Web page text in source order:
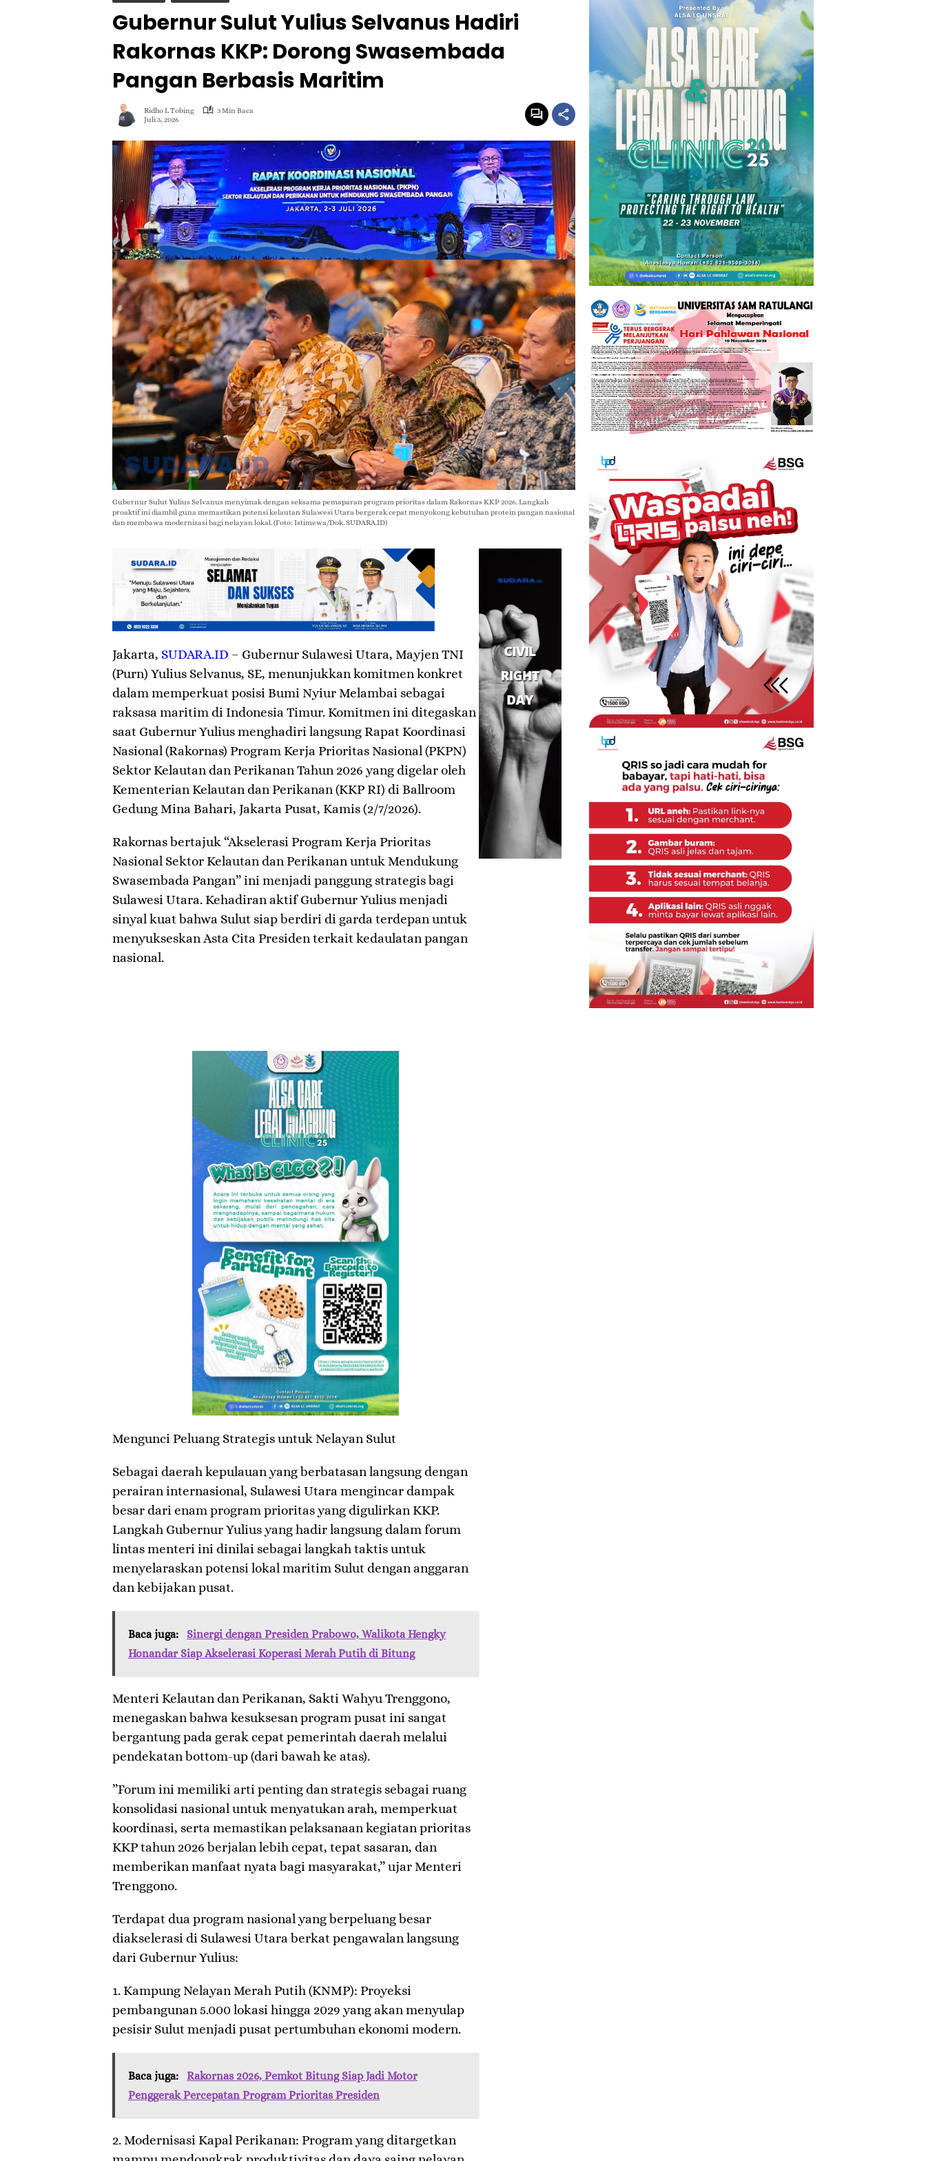
Gubernur Sulut Yulius Selvanus Hadiri
Rakornas KKP: Dorong Swasembada
Pangan Berbasis Maritim
Ridho L Tobing
3 Min Baca
Juli 3, 2026
Gubernur Sulut Yulius Selvanus menyimak dengan seksama pemaparan program prioritas dalam Rakornas KKP 2026. Langkah
proaktif ini diambil guna memastikan potensi kelautan Sulawesi Utara bergerak cepat menyokong kebutuhan protein pangan nasional
dan membawa modernisasi bagi nelayan lokal. (Foto: Istimewa/Dok. SUDARA.ID)
Jakarta, SUDARA.ID – Gubernur Sulawesi Utara, Mayjen TNI
(Purn) Yulius Selvanus, SE, menunjukkan komitmen konkret
dalam memperkuat posisi Bumi Nyiur Melambai sebagai
raksasa maritim di Indonesia Timur. Komitmen ini ditegaskan
saat Gubernur Yulius menghadiri langsung Rapat Koordinasi
Nasional (Rakornas) Program Kerja Prioritas Nasional (PKPN)
Sektor Kelautan dan Perikanan Tahun 2026 yang digelar oleh
Kementerian Kelautan dan Perikanan (KKP RI) di Ballroom
Gedung Mina Bahari, Jakarta Pusat, Kamis (2/7/2026).
​Rakornas bertajuk “Akselerasi Program Kerja Prioritas
Nasional Sektor Kelautan dan Perikanan untuk Mendukung
Swasembada Pangan” ini menjadi panggung strategis bagi
Sulawesi Utara. Kehadiran aktif Gubernur Yulius menjadi
sinyal kuat bahwa Sulut siap berdiri di garda terdepan untuk
menyukseskan Asta Cita Presiden terkait kedaulatan pangan
nasional.
​Mengunci Peluang Strategis untuk Nelayan Sulut
​Sebagai daerah kepulauan yang berbatasan langsung dengan
perairan internasional, Sulawesi Utara mengincar dampak
besar dari enam program prioritas yang digulirkan KKP.
Langkah Gubernur Yulius yang hadir langsung dalam forum
lintas menteri ini dinilai sebagai langkah taktis untuk
menyelaraskan potensi lokal maritim Sulut dengan anggaran
dan kebijakan pusat.
Baca juga:
Sinergi dengan Presiden Prabowo, Walikota Hengky
Honandar Siap Akselerasi Koperasi Merah Putih di Bitung
​Menteri Kelautan dan Perikanan, Sakti Wahyu Trenggono,
menegaskan bahwa kesuksesan program pusat ini sangat
bergantung pada gerak cepat pemerintah daerah melalui
pendekatan bottom-up (dari bawah ke atas).
​”Forum ini memiliki arti penting dan strategis sebagai ruang
konsolidasi nasional untuk menyatukan arah, memperkuat
koordinasi, serta memastikan pelaksanaan kegiatan prioritas
KKP tahun 2026 berjalan lebih cepat, tepat sasaran, dan
memberikan manfaat nyata bagi masyarakat,” ujar Menteri
Trenggono.
​Terdapat dua program nasional yang berpeluang besar
diakselerasi di Sulawesi Utara berkat pengawalan langsung
dari Gubernur Yulius:
1. ​Kampung Nelayan Merah Putih (KNMP): Proyeksi
pembangunan 5.000 lokasi hingga 2029 yang akan menyulap
pesisir Sulut menjadi pusat pertumbuhan ekonomi modern.
Baca juga:
Rakornas 2026, Pemkot Bitung Siap Jadi Motor
Penggerak Percepatan Program Prioritas Presiden
2. ​Modernisasi Kapal Perikanan: Program yang ditargetkan